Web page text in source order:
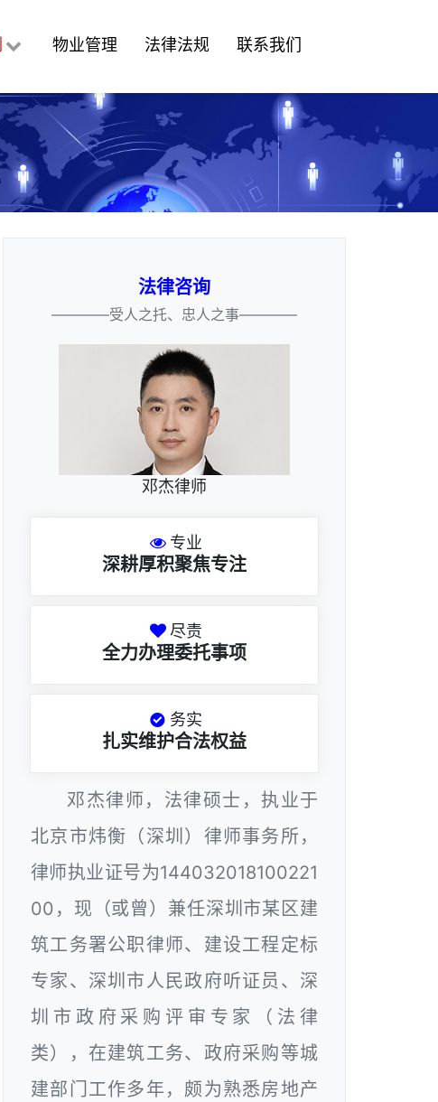
物业管理 法律法规 联系我们
法律咨询
————受人之托、忠人之事————
邓杰律师
专业
深耕厚积聚焦专注
尽责
全力办理委托事项
务实
扎实维护合法权益
邓杰律师，法律硕士，执业于
北京市炜衡（深圳）律师事务所，
律师执业证号为144032018100221
00，现（或曾）兼任深圳市某区建
筑工务署公职律师、建设工程定标
专家、深圳市人民政府听证员、深
圳市政府采购评审专家（法律
类），在建筑工务、政府采购等城
建部门工作多年，颇为熟悉房地产